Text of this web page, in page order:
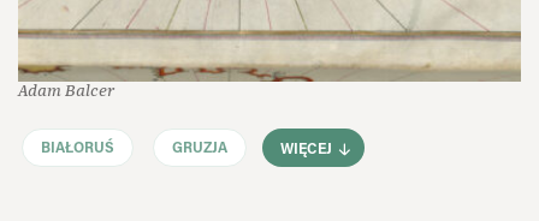
Adam Balcer
BIAŁORUŚ GRUZJA WIĘCEJ